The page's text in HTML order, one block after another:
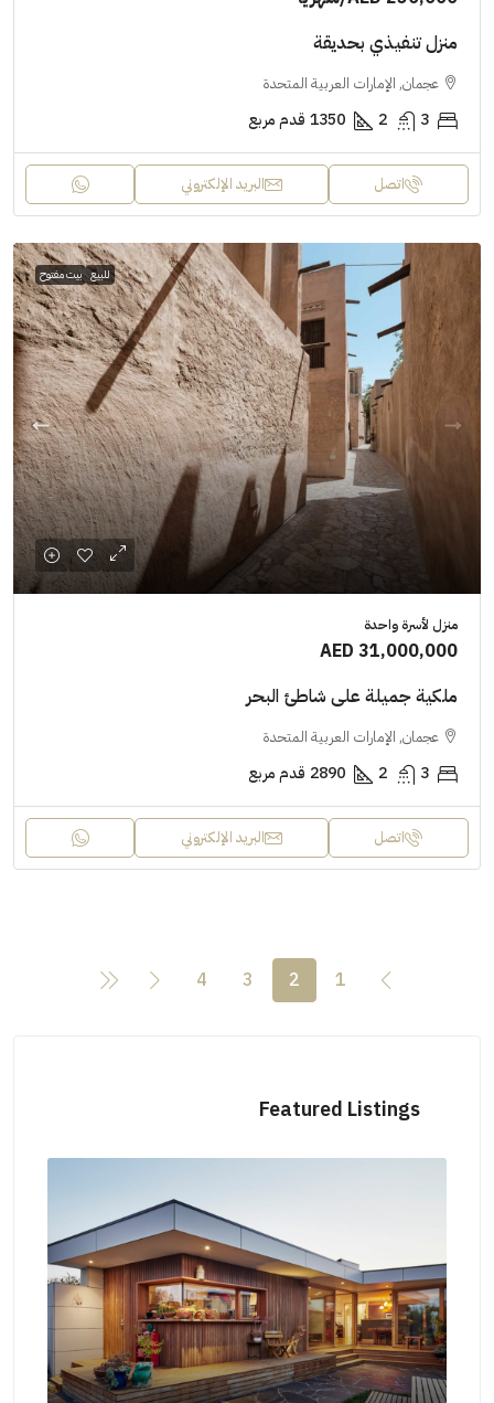
منزل تنفيذي بحديقة
عجمان, الإمارات العربية المتحدة
3
2
1350 قدم مربع
اتصل البريد الإلكتروني
للبيع بيت مفتوح
منزل لأسرة واحدة
AED 31,000,000
ملكية جميلة على شاطئ البحر
عجمان, الإمارات العربية المتحدة
3
2
2890 قدم مربع
اتصل البريد الإلكتروني
1
2
3
4
Featured Listings